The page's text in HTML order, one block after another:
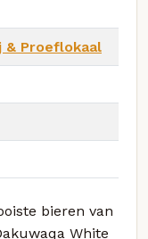
& Proeflokaal
bieren van
White